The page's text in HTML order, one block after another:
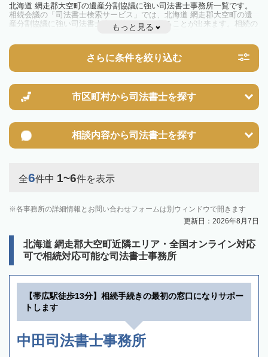
北海道 網走郡大空町の遺産分割協議に強い司法書士事務所一覧です。
相続会議の「司法書士検索サービス」では、北海道 網走郡大空町の遺
産分割協議に強い司法書士事務所を一覧で見ることが出来ます。相続の
トラブルやお悩みを抱えている方は一度近隣の司法書士に相談してみま
もっと見る
さらに条件を絞り込む
市区町村から司法書士を探す
相談内容から司法書士を探す
全6件中 1~6件を表示
各事務所の詳細情報とお問い合わせフォームは別ウィンドウで開きます
更新日：2026年8月7日
北海道 網走郡大空町近隣エリア・全国オンライン対応
可で相続対応可能な司法書士事務所
【帯広駅徒歩13分】相続手続きの最初の窓口になりサポー
トします
中田司法書士事務所